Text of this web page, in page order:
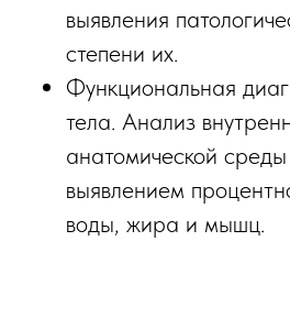
выявления
степени их.
Функциональная
тела. Анализ
анатомической
выявлением
воды, жира и мышц.